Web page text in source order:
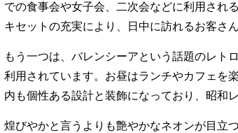
での食事会や女子会、二次会などに利用され
キセットの充実により、日中に訪れるお客さ
もう一つは、バレンシーアという話題のレト
利用されています。お昼はランチやカフェを
内も個性ある設計と装飾になっており、昭和
煌びやかと言うよりも艶やかなネオンが目立